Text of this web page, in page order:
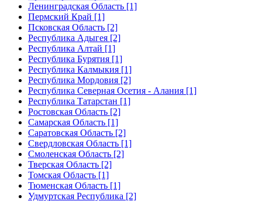
Ленинградская Область [1]
Пермский Край [1]
Псковская Область [2]
Республика Адыгея [2]
Республика Алтай [1]
Республика Бурятия [1]
Республика Калмыкия [1]
Республика Мордовия [2]
Республика Северная Осетия - Алания [1]
Республика Татарстан [1]
Ростовская Область [2]
Самарская Область [1]
Саратовская Область [2]
Свердловская Область [1]
Смоленская Область [2]
Тверская Область [2]
Томская Область [1]
Тюменская Область [1]
Удмуртская Республика [2]